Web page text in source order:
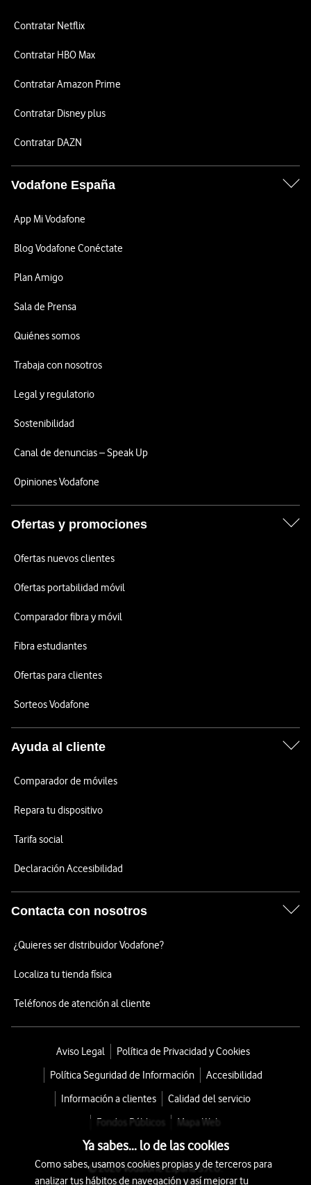
Contratar Netflix
Contratar HBO Max
Contratar Amazon Prime
Contratar Disney plus
Contratar DAZN
Vodafone España
App Mi Vodafone
Blog Vodafone Conéctate
Plan Amigo
Sala de Prensa
Quiénes somos
Trabaja con nosotros
Legal y regulatorio
Sostenibilidad
Canal de denuncias – Speak Up
Opiniones Vodafone
Ofertas y promociones
Ofertas nuevos clientes
Ofertas portabilidad móvil
Comparador fibra y móvil
Fibra estudiantes
Ofertas para clientes
Sorteos Vodafone
Ayuda al cliente
Comparador de móviles
Repara tu dispositivo
Tarifa social
Declaración Accesibilidad
Contacta con nosotros
¿Quieres ser distribuidor Vodafone?
Localiza tu tienda física
Teléfonos de atención al cliente
Aviso Legal
Política de Privacidad y Cookies
Política Seguridad de Información
Accesibilidad
Información a clientes
Calidad del servicio
Fondos Públicos
Mapa Web
© 2026 Vodafone España S.A.U.
Ya sabes... lo de las cookies
Como sabes, usamos cookies propias y de terceros para
analizar tus hábitos de navegación y así mejorar tu